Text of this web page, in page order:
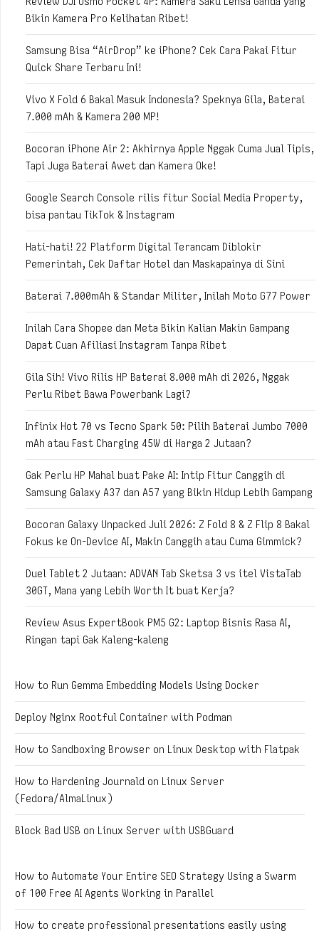
Bikin Kamera Pro Kelihatan Ribet!
Samsung Bisa “AirDrop” ke iPhone? Cek Cara Pakai Fitur
Quick Share Terbaru Ini!
Vivo X Fold 6 Bakal Masuk Indonesia? Speknya Gila, Baterai
7.000 mAh & Kamera 200 MP!
Bocoran iPhone Air 2: Akhirnya Apple Nggak Cuma Jual Tipis,
Tapi Juga Baterai Awet dan Kamera Oke!
Google Search Console rilis fitur Social Media Property,
bisa pantau TikTok & Instagram
Hati-hati! 22 Platform Digital Terancam Diblokir
Pemerintah, Cek Daftar Hotel dan Maskapainya di Sini
Baterai 7.000mAh & Standar Militer, Inilah Moto G77 Power
Inilah Cara Shopee dan Meta Bikin Kalian Makin Gampang
Dapat Cuan Afiliasi Instagram Tanpa Ribet
Gila Sih! Vivo Rilis HP Baterai 8.000 mAh di 2026, Nggak
Perlu Ribet Bawa Powerbank Lagi?
Infinix Hot 70 vs Tecno Spark 50: Pilih Baterai Jumbo 7000
mAh atau Fast Charging 45W di Harga 2 Jutaan?
Gak Perlu HP Mahal buat Pake AI: Intip Fitur Canggih di
Samsung Galaxy A37 dan A57 yang Bikin Hidup Lebih Gampang
Bocoran Galaxy Unpacked Juli 2026: Z Fold 8 & Z Flip 8 Bakal
Fokus ke On-Device AI, Makin Canggih atau Cuma Gimmick?
Duel Tablet 2 Jutaan: ADVAN Tab Sketsa 3 vs itel VistaTab
30GT, Mana yang Lebih Worth It buat Kerja?
Review Asus ExpertBook PM5 G2: Laptop Bisnis Rasa AI,
Ringan tapi Gak Kaleng-kaleng
How to Run Gemma Embedding Models Using Docker
Deploy Nginx Rootful Container with Podman
How to Sandboxing Browser on Linux Desktop with Flatpak
How to Hardening Journald on Linux Server
(Fedora/AlmaLinux)
Block Bad USB on Linux Server with USBGuard
How to Automate Your Entire SEO Strategy Using a Swarm
of 100 Free AI Agents Working in Parallel
How to create professional presentations easily using